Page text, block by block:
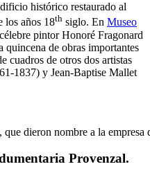
histórico restaurado al
los años 18th siglo. En Museo
pintor Honoré Fragonard
quincena de obras importantes
cuadros de otros dos artistas
1837) y Jean-Baptise Mallet
dieron nombre a la empresa
Provenzal.